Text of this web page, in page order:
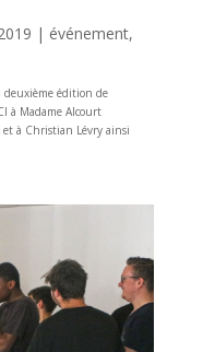
| événement,
deuxième édition de
à Madame Alcourt
à Christian Lévry ainsi